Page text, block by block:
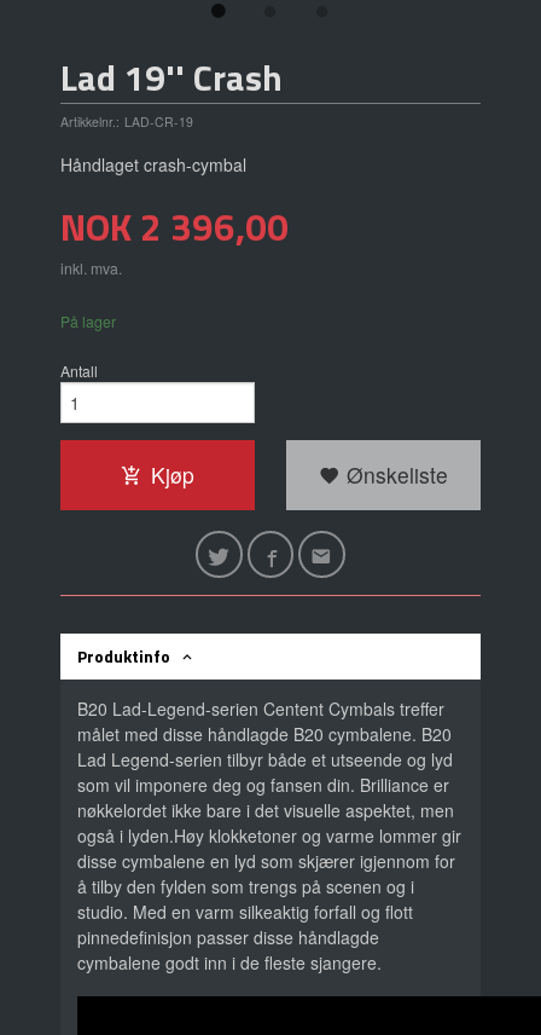
Lad 19'' Crash
Artikkelnr.: LAD-CR-19
Håndlaget crash-cymbal
Pris
NOK2 396,00
inkl. mva.
På lager
Antall
Kjøp Ønskeliste
Produktinfo
B20 Lad-Legend-serien Centent Cymbals treffer
målet med disse håndlagde B20 cymbalene. B20
Lad Legend-serien tilbyr både et utseende og lyd
som vil imponere deg og fansen din. Brilliance er
nøkkelordet ikke bare i det visuelle aspektet, men
også i lyden.Høy klokketoner og varme lommer gir
disse cymbalene en lyd som skjærer igjennom for
å tilby den fylden som trengs på scenen og i
studio. Med en varm silkeaktig forfall og flott
pinnedefinisjon passer disse håndlagde
cymbalene godt inn i de fleste sjangere.